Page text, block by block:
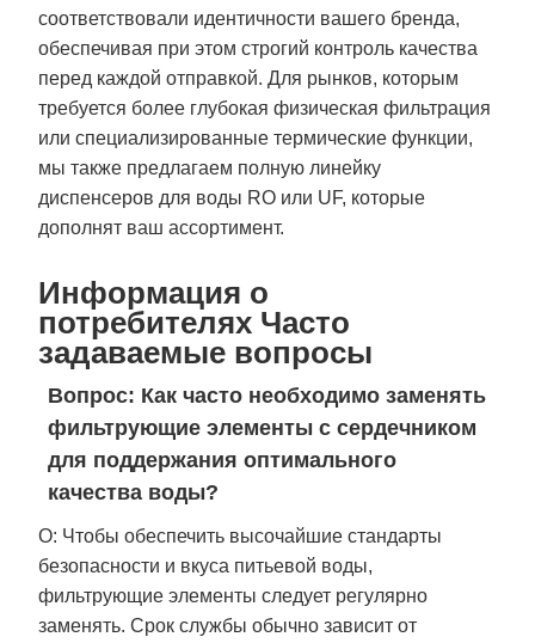
соответствовали идентичности вашего бренда,
обеспечивая при этом строгий контроль качества
перед каждой отправкой. Для рынков, которым
требуется более глубокая физическая фильтрация
или специализированные термические функции,
мы также предлагаем полную линейку
диспенсеров для воды RO или UF, которые
дополнят ваш ассортимент.
Информация о
потребителях Часто
задаваемые вопросы
Вопрос: Как часто необходимо заменять
фильтрующие элементы с сердечником
для поддержания оптимального
качества воды?
О: Чтобы обеспечить высочайшие стандарты
безопасности и вкуса питьевой воды,
фильтрующие элементы следует регулярно
заменять. Срок службы обычно зависит от